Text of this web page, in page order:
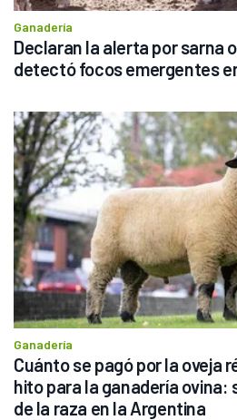
Ganadería
Declaran la alerta por sarna
detectó focos emergentes
Ganadería
Cuánto se pagó por la oveja
hito para la ganadería ovina:
de la raza en la Argentina